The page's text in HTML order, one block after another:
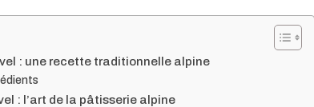
: une recette traditionnelle alpine
: l’art de la pâtisserie alpine